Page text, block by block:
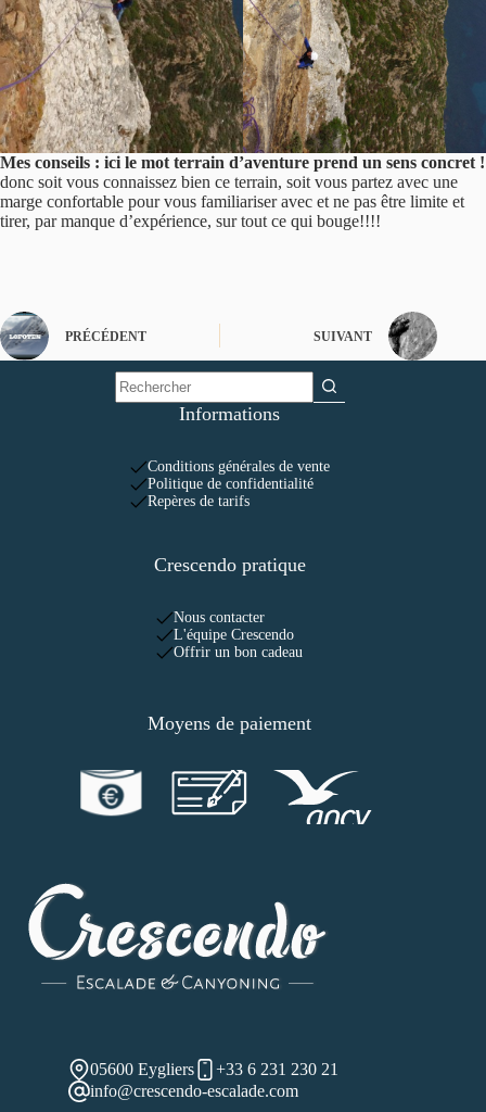
Mes conseils : ici le mot terrain d’aventure prend un sens concret !
donc soit vous connaissez bien ce terrain, soit vous partez avec une
marge confortable pour vous familiariser avec et ne pas être limite et
tirer, par manque d’expérience, sur tout ce qui bouge!!!!
PRÉCÉDENT SUIVANT
Informations
Conditions générales de vente
Politique de confidentialité
Repères de tarifs
Crescendo pratique
Nous contacter
L'équipe Crescendo
Offrir un bon cadeau
Moyens de paiement
05600 Eygliers
+33 6 231 230 21
info@crescendo-escalade.com